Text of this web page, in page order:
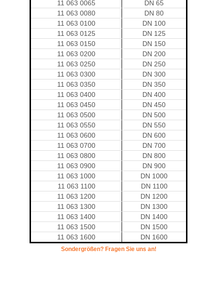
11 063 0065
DN 65
11 063 0080
DN 80
11 063 0100
DN 100
11 063 0125
DN 125
11 063 0150
DN 150
11 063 0200
DN 200
11 063 0250
DN 250
11 063 0300
DN 300
11 063 0350
DN 350
11 063 0400
DN 400
11 063 0450
DN 450
11 063 0500
DN 500
11 063 0550
DN 550
11 063 0600
DN 600
11 063 0700
DN 700
11 063 0800
DN 800
11 063 0900
DN 900
11 063 1000
DN 1000
11 063 1100
DN 1100
11 063 1200
DN 1200
11 063 1300
DN 1300
11 063 1400
DN 1400
11 063 1500
DN 1500
11 063 1600
DN 1600
Sondergrößen? Fragen Sie uns an!